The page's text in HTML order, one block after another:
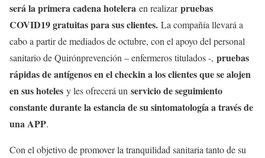
será la primera cadena hotelera en realizarpruebas
COVID19 gratuitas para sus clientes. La compañía llevará a
cabo a partir de mediados de octubre, con el apoyo del personal
sanitario de Quirónprevención – enfermeros titulados -, pruebas
rápidas de antígenos en el checkin a los clientes que se alojen
en sus hoteles y les ofrecerá un servicio de seguimiento
constante durante la estancia de su sintomatología a través de
una APP.
Con el objetivo de promover la tranquilidad sanitaria tanto de su